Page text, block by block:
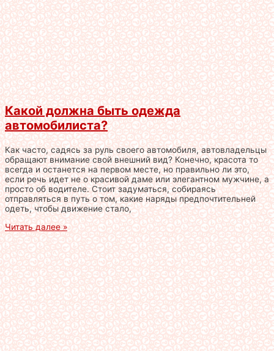
Какой должна быть одежда
автомобилиста?
Как часто, садясь за руль своего автомобиля, автовладельцы
обращают внимание свой внешний вид? Конечно, красота то
всегда и останется на первом месте, но правильно ли это,
если речь идет не о красивой даме или элегантном мужчине, а
просто об водителе. Стоит задуматься, собираясь
отправляться в путь о том, какие наряды предпочтительней
одеть, чтобы движение стало,
Читать далее »